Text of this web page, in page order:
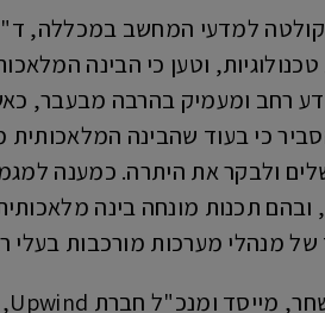
למדעי המחשב במכללה, ד"ר
וטען כי הבינה
רחב ומעמיק בהרבה מבעבר,
ולבקר את היתרה. כמענה
ובהם תכנות מונחה בינה
מנהלי מערכות מורכבות בעלי